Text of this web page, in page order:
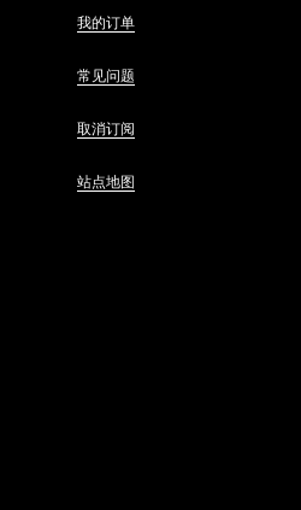
我的订单
常见问题
取消订阅
站点地图